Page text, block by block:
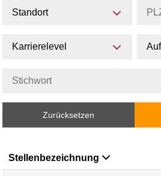
Standort
Karrierelevel
Zurücksetzen
Stellenbezeichnung